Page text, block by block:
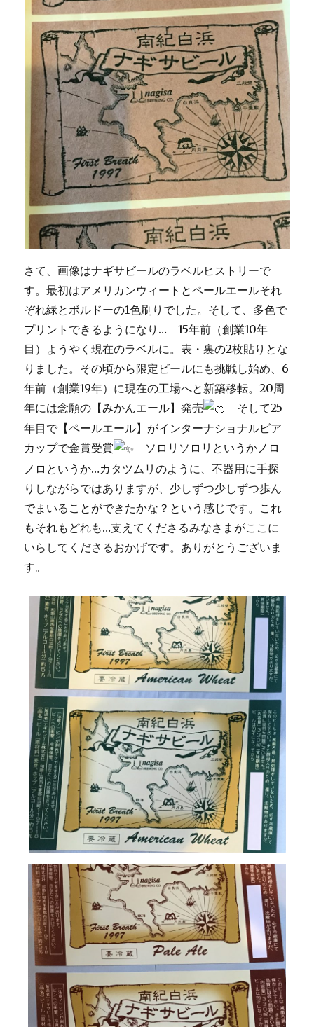
さて、画像はナギサビールのラベルヒストリーで
す。最初はアメリカンウィートとペールエールそれ
ぞれ緑とボルドーの1色刷りでした。そして、多色で
プリントできるようになり… 15年前（創業10年
目）ようやく現在のラベルに。表・裏の2枚貼りとな
りました。その頃から限定ビールにも挑戦し始め、6
年前（創業19年）に現在の工場へと新築移転。20周
年には念願の【みかんエール】発売
そして25
年目で【ペールエール】がインターナショナルビア
カップで金賞受賞
ソロリソロリというかノロ
ノロというか…カタツムリのように、不器用に手探
りしながらではありますが、少しずつ少しずつ歩ん
でまいることができたかな？という感じです。これ
もそれもどれも…支えてくださるみなさまがここに
いらしてくださるおかげです。ありがとうございま
す。